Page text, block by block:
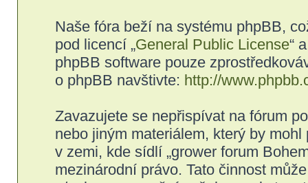
Naše fóra beží na systému phpBB,
pod licencí „General Public License“
phpBB software pouze
o phpBB navštivte: http://
Zavazujete se nepřispívat na fórum
nebo jiným materiálem, který by
v zemi, kde sídlí „grower forum
mezinárodní právo. Tato činnost